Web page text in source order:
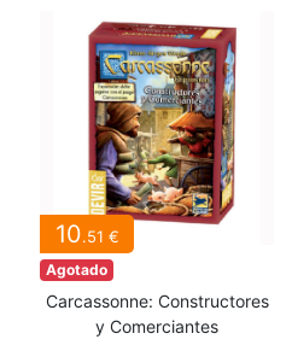
10.51 €
Agotado
Carcassonne: Constructores
y Comerciantes